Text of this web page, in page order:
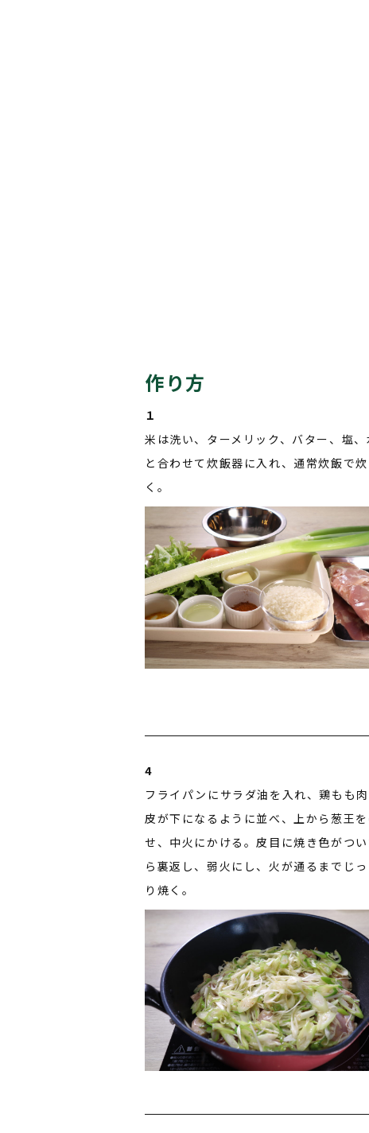
作り方
１
米は洗い、ターメリック、バター、塩、
と合わせて炊飯器に入れ、通常炊飯で炊
く。
4
フライパンにサラダ油を入れ、鶏もも
皮が下になるように並べ、上から葱王を
せ、中火にかける。皮目に焼き色がつい
ら裏返し、弱火にし、火が通るまでじっ
り焼く。